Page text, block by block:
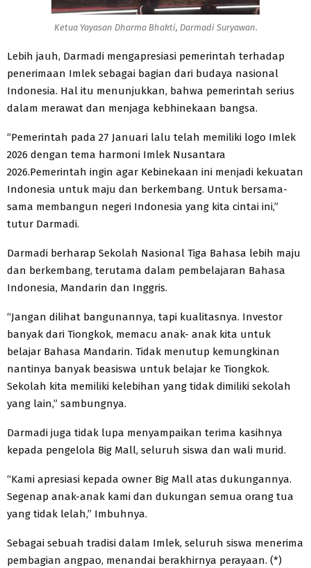
Ketua Yayasan Dharma Bhakti, Darmadi Suryawan.
Lebih jauh, Darmadi mengapresiasi pemerintah terhadap
penerimaan Imlek sebagai bagian dari budaya nasional
Indonesia. Hal itu menunjukkan, bahwa pemerintah serius
dalam merawat dan menjaga kebhinekaan bangsa.
“Pemerintah pada 27 Januari lalu telah memiliki logo Imlek
2026 dengan tema harmoni Imlek Nusantara
2026.Pemerintah ingin agar Kebinekaan ini menjadi kekuatan
Indonesia untuk maju dan berkembang. Untuk bersama-
sama membangun negeri Indonesia yang kita cintai ini,”
tutur Darmadi.
Darmadi berharap Sekolah Nasional Tiga Bahasa lebih maju
dan berkembang, terutama dalam pembelajaran Bahasa
Indonesia, Mandarin dan Inggris.
“Jangan dilihat bangunannya, tapi kualitasnya. Investor
banyak dari Tiongkok, memacu anak- anak kita untuk
belajar Bahasa Mandarin. Tidak menutup kemungkinan
nantinya banyak beasiswa untuk belajar ke Tiongkok.
Sekolah kita memiliki kelebihan yang tidak dimiliki sekolah
yang lain,” sambungnya.
Darmadi juga tidak lupa menyampaikan terima kasihnya
kepada pengelola Big Mall, seluruh siswa dan wali murid.
“Kami apresiasi kepada owner Big Mall atas dukungannya.
Segenap anak-anak kami dan dukungan semua orang tua
yang tidak lelah,” Imbuhnya.
Sebagai sebuah tradisi dalam Imlek, seluruh siswa menerima
pembagian angpao, menandai berakhirnya perayaan. (*)